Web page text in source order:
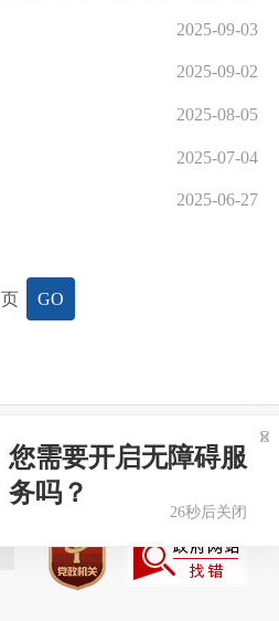
2025-09-03
2025-09-02
2025-08-05
2025-07-04
2025-06-27
页 GO
专业网站
您需要开启无障碍服
务吗？
26秒后关闭
